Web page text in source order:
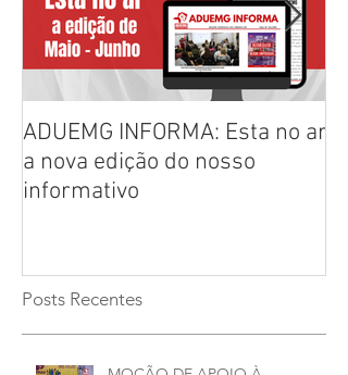
ADUEMG INFORMA: Esta no ar
a nova edição do nosso
informativo
Posts Recentes